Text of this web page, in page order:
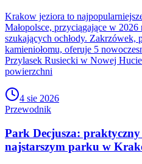
Krakow jeziora to
Małopolsce, przyciągające w
szukających ochłody. Zakrzówek,
kamieniołomu, oferuje 5
Przylasek Rusiecki w Nowej
powierzchni
4 sie 2026
Przewodnik
Park Decjusza:
najstarszym parku w